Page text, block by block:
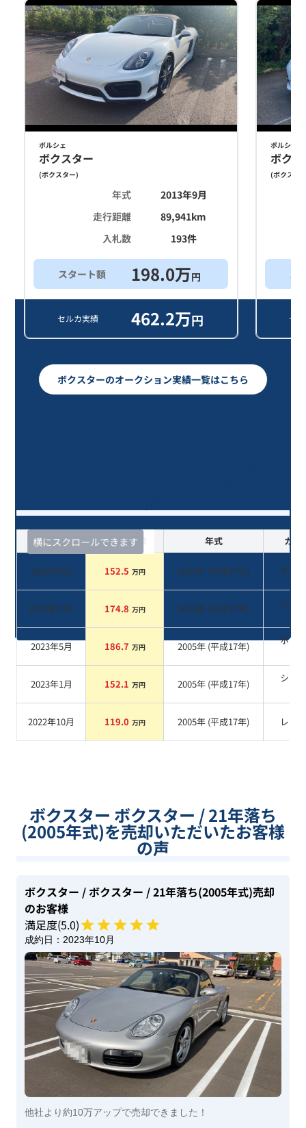
ポルシェ
ボクスター
(ボクスター)
年式
2013年9月
走行距離
89,941km
入札数
193件
スタート額 198.0万円
セルカ実績 462.2万円
ポルシェ
ボク
(ボクスタ
セ
ボクスターのオークション実績一覧はこちら
横にスクロールできます
査定時期 セルカ実績 年式 カラ
2026年4月 152.5 万円 2005年 (平成17年) グレー
2023年10月 174.8 万円 2005年 (平成17年)
シル
2023年5月 186.7 万円 2005年 (平成17年)
ホワ
2023年1月 152.1 万円 2005年 (平成17年)
シル
2022年10月 119.0 万円 2005年 (平成17年) レッド
ボクスター ボクスター / 21年落ち
(2005年式)を売却いただいたお客様
の声
ボクスター / ボクスター / 21年落ち(2005年式)売却
のお客様
満足度(5.0)
成約日： 2023年10月
他社より約10万アップで売却できました！